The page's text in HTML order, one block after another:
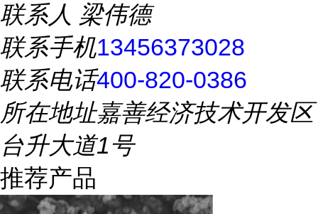
联系人 梁伟德
联系手机13456373028
联系电话400-820-0386
所在地址嘉善经济技术开发区
台升大道1号
推荐产品